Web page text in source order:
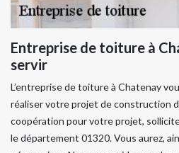
Entreprise de toiture à
servir
L’entreprise de toiture à Chatenay
réaliser votre projet de construction
coopération pour votre projet,
le département 01320. Vous aurez,